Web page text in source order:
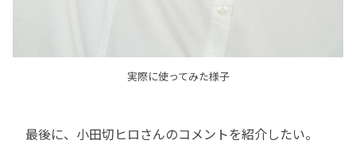
実際に使ってみた様子
最後に、小田切ヒロさんのコメントを紹介したい。